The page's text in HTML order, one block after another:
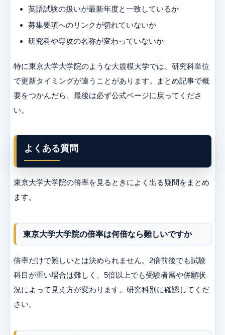
英語試験の扱いが最新年度と一致しているか
募集要項へのリンクが切れていないか
研究科や専攻の名称が変わっていないか
特に東京大学大学院のような大規模大学では、研究科単位
で更新タイミングが違うことがあります。まとめ記事で概
要をつかんだら、最後は必ず公式ページに戻ってくださ
い。
よくある質問
東京大学大学院の倍率を見るときによく出る疑問をまとめ
ます。
東京大学大学院の倍率は何倍なら難しいですか
倍率だけで難しいとは決められません。2倍前後でも試験
科目が重い場合は難しく、5倍以上でも受験者層や併願状
況によって見え方が変わります。研究科別に確認してくだ
さい。